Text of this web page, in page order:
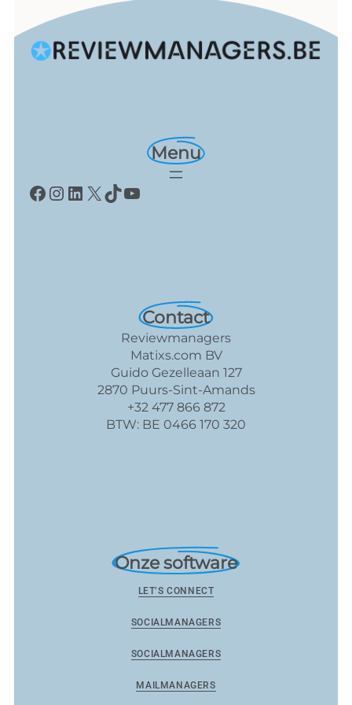
Menu
Facebook
Instagram
LinkedIn
X TikTok
YouTube
Contact
Reviewmanagers
Matixs.com BV
Guido Gezelleaan 127
2870 Puurs-Sint-Amands
+32 477 866 872
BTW: BE 0466 170 320
Onze software
LET’S CONNECT
SOCIALMANAGERS
SOCIALMANAGERS
MAILMANAGERS